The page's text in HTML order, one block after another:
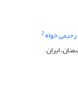
خواه2
ایران